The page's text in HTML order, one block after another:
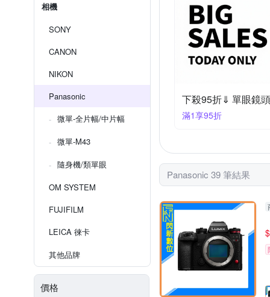
相機
SONY
CANON
NIKON
Panasonic
微單-全片幅/中片幅
微單-M43
隨身機/類單眼
OM SYSTEM
FUJIFILM
LEICA 徠卡
其他品牌
價格
下殺95折⇓ 單眼鏡頭
滿1享95折
Panasonic 39 筆結果
$